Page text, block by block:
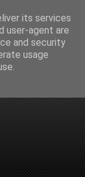
its services
user-agent are
and security
usage